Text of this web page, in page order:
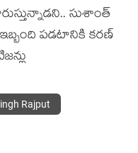
సుశాంత్
పడటానికి కరణ్
Rajput